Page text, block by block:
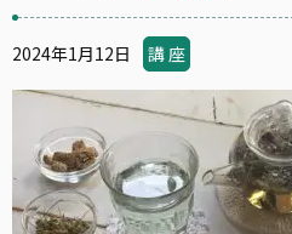
2024年1月12日 講 座